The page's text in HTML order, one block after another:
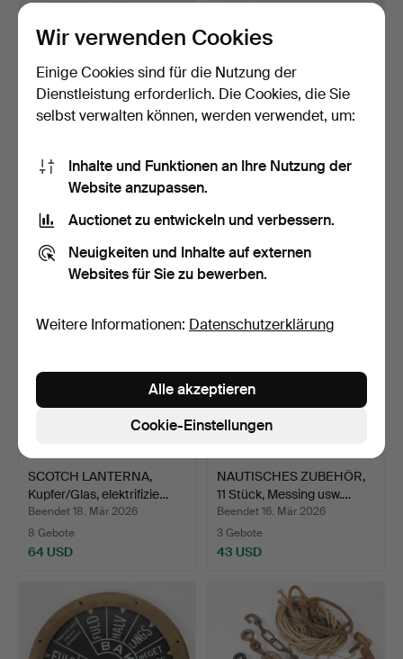
SCHIFFSUHR, Messing.
1 Gebot
32 USD
RADIOSET, „Maestro 1147",
32 USD
SCOTCH LANTERNA,
Kupfer/Glas, elektrifizie…
Beendet 18. Mär 2026
8 Gebote
64 USD
NAUTISCHES ZUBEHÖR,
11 Stück, Messing usw.…
Beendet 16. Mär 2026
3 Gebote
43 USD
Wir verwenden Cookies
Einige Cookies sind für die Nutzung der
Dienstleistung erforderlich. Die Cookies, die Sie
selbst verwalten können, werden verwendet, um:
Inhalte und Funktionen an Ihre Nutzung der
Website anzupassen.
Auctionet zu entwickeln und verbessern.
Neuigkeiten und Inhalte auf externen
Websites für Sie zu bewerben.
Weitere Informationen: Datenschutzerklärung
Cookie-Einstellungen
Alle akzeptieren